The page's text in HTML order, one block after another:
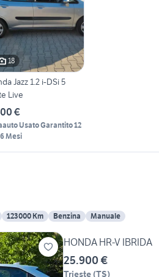
18
Jazz 1.2 i-DSi 5
Live
€
Usato Garantito 12
Mesi
123000 Km Benzina Manuale
HONDA HR-V IBRIDA
25.900 €
Trieste (TS)